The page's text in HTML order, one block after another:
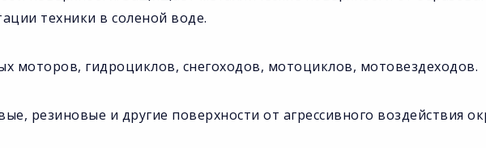
техники в соленой воде.
моторов, гидроциклов, снегоходов, мотоциклов, мотовездеходов.
резиновые и другие поверхности от агрессивного воздействия